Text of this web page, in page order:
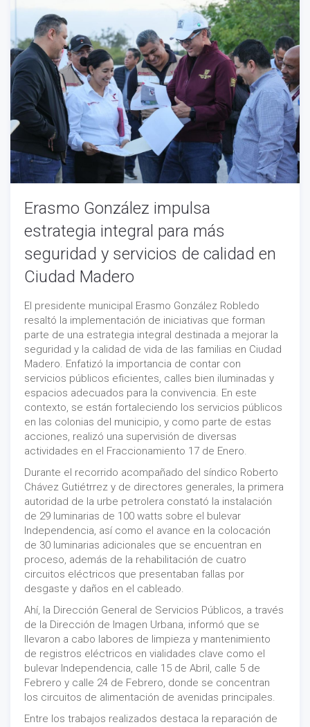
Erasmo González impulsa
estrategia integral para más
seguridad y servicios de calidad en
Ciudad Madero
El presidente municipal Erasmo González Robledo
resaltó la implementación de iniciativas que forman
parte de una estrategia integral destinada a mejorar la
seguridad y la calidad de vida de las familias en Ciudad
Madero. Enfatizó la importancia de contar con
servicios públicos eficientes, calles bien iluminadas y
espacios adecuados para la convivencia. En este
contexto, se están fortaleciendo los servicios públicos
en las colonias del municipio, y como parte de estas
acciones, realizó una supervisión de diversas
actividades en el Fraccionamiento 17 de Enero.
Durante el recorrido acompañado del síndico Roberto
Chávez Gutiétrrez y de directores generales, la primera
autoridad de la urbe petrolera constató la instalación
de 29 luminarias de 100 watts sobre el bulevar
Independencia, así como el avance en la colocación
de 30 luminarias adicionales que se encuentran en
proceso, además de la rehabilitación de cuatro
circuitos eléctricos que presentaban fallas por
desgaste y daños en el cableado.
Ahí, la Dirección General de Servicios Públicos, a través
de la Dirección de Imagen Urbana, informó que se
llevaron a cabo labores de limpieza y mantenimiento
de registros eléctricos en vialidades clave como el
bulevar Independencia, calle 15 de Abril, calle 5 de
Febrero y calle 24 de Febrero, donde se concentran
los circuitos de alimentación de avenidas principales.
Entre los trabajos realizados destaca la reparación de